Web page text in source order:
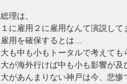
総理は、
１に雇用２に雇用なんて演説して
雇用を確保するとは…
大も中も小もトータルで考えても
大が海外行けば中も小も影響が及
大があんまりない神戸は今、悲惨